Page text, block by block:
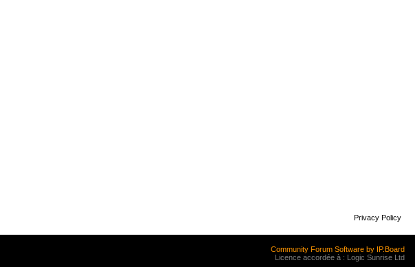
Privacy Policy
Community Forum Software by IP.Board
Licence accordée à : Logic Sunrise Ltd